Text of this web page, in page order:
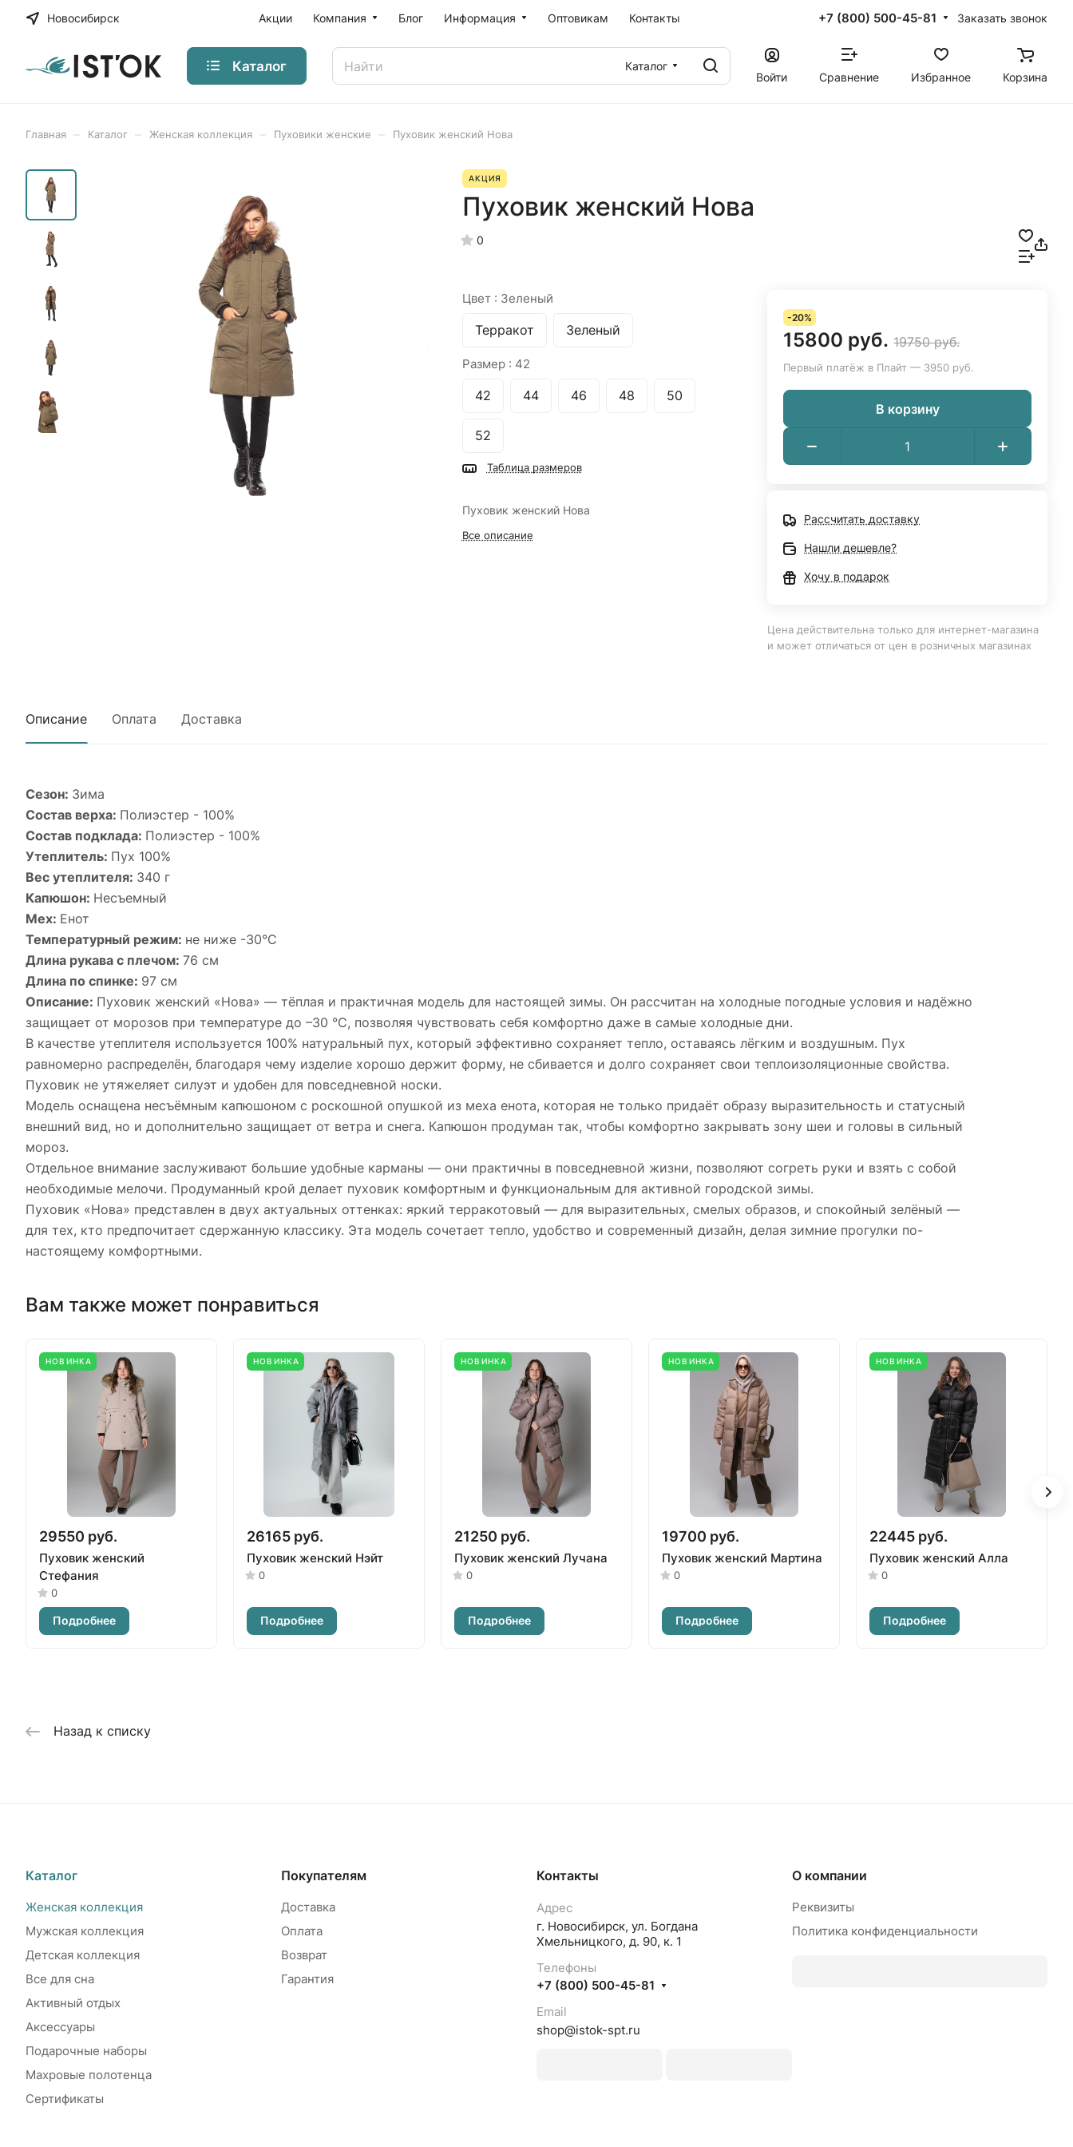
Новосибирск Акции Компания Блог Информация Оптовикам Контакты +7 (800) 500-45-81 Заказать звонок
Каталог
Каталог
Войти
Сравнение Избранное Корзина
Главная Каталог Женская коллекция Пуховики женские Пуховик женский Нова
АКЦИЯ
Пуховик женский Нова
0
Цвет : Зеленый
Терракот Зеленый
Размер : 42
42 44 46 48 50
52
Таблица размеров
Пуховик женский Нова
Все описание
-20%
15800 руб. 19750 руб.
Первый платёж в Плайт — 3950 руб.
В корзину
Рассчитать доставку
Нашли дешевле?
Хочу в подарок
Цена действительна только для интернет-магазина
и может отличаться от цен в розничных магазинах
Описание Оплата Доставка
Сезон: Зима
Состав верха: Полиэстер - 100%
Состав подклада: Полиэстер - 100%
Утеплитель: Пух 100%
Вес утеплителя: 340 г
Капюшон: Несъемный
Мех: Енот
Температурный режим: не ниже -30°С
Длина рукава с плечом: 76 см
Длина по спинке: 97 см
Описание: Пуховик женский «Нова» — тёплая и практичная модель для настоящей зимы. Он рассчитан на холодные погодные условия и надёжно
защищает от морозов при температуре до –30 °C, позволяя чувствовать себя комфортно даже в самые холодные дни.
В качестве утеплителя используется 100% натуральный пух, который эффективно сохраняет тепло, оставаясь лёгким и воздушным. Пух
равномерно распределён, благодаря чему изделие хорошо держит форму, не сбивается и долго сохраняет свои теплоизоляционные свойства.
Пуховик не утяжеляет силуэт и удобен для повседневной носки.
Модель оснащена несъёмным капюшоном с роскошной опушкой из меха енота, которая не только придаёт образу выразительность и статусный
внешний вид, но и дополнительно защищает от ветра и снега. Капюшон продуман так, чтобы комфортно закрывать зону шеи и головы в сильный
мороз.
Отдельное внимание заслуживают большие удобные карманы — они практичны в повседневной жизни, позволяют согреть руки и взять с собой
необходимые мелочи. Продуманный крой делает пуховик комфортным и функциональным для активной городской зимы.
Пуховик «Нова» представлен в двух актуальных оттенках: яркий терракотовый — для выразительных, смелых образов, и спокойный зелёный —
для тех, кто предпочитает сдержанную классику. Эта модель сочетает тепло, удобство и современный дизайн, делая зимние прогулки по-
настоящему комфортными.
Вам также может понравиться
НОВИНКА
29550 руб.
Пуховик женский
Стефания
0
Подробнее
НОВИНКА
26165 руб.
Пуховик женский Нэйт
0
Подробнее
НОВИНКА
21250 руб.
Пуховик женский Лучана
0
Подробнее
НОВИНКА
19700 руб.
Пуховик женский Мартина
0
Подробнее
НОВИНКА
22445 руб.
Пуховик женский Алла
0
Подробнее
Назад к списку
Каталог
Женская коллекция
Мужская коллекция
Детская коллекция
Все для сна
Активный отдых
Аксессуары
Подарочные наборы
Махровые полотенца
Сертификаты
Покупателям
Доставка
Оплата
Возврат
Гарантия
Контакты
Адрес
г. Новосибирск, ул. Богдана
Хмельницкого, д. 90, к. 1
Телефоны
+7 (800) 500-45-81
Email
shop@istok-spt.ru
О компании
Реквизиты
Политика конфиденциальности